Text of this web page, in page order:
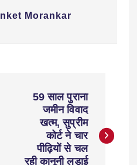
Morankar
59 साल पुराना
जमीन विवाद
खत्म, सुप्रीम
कोर्ट ने चार
पीढ़ियों से चल
रही कानूनी लड़ाई